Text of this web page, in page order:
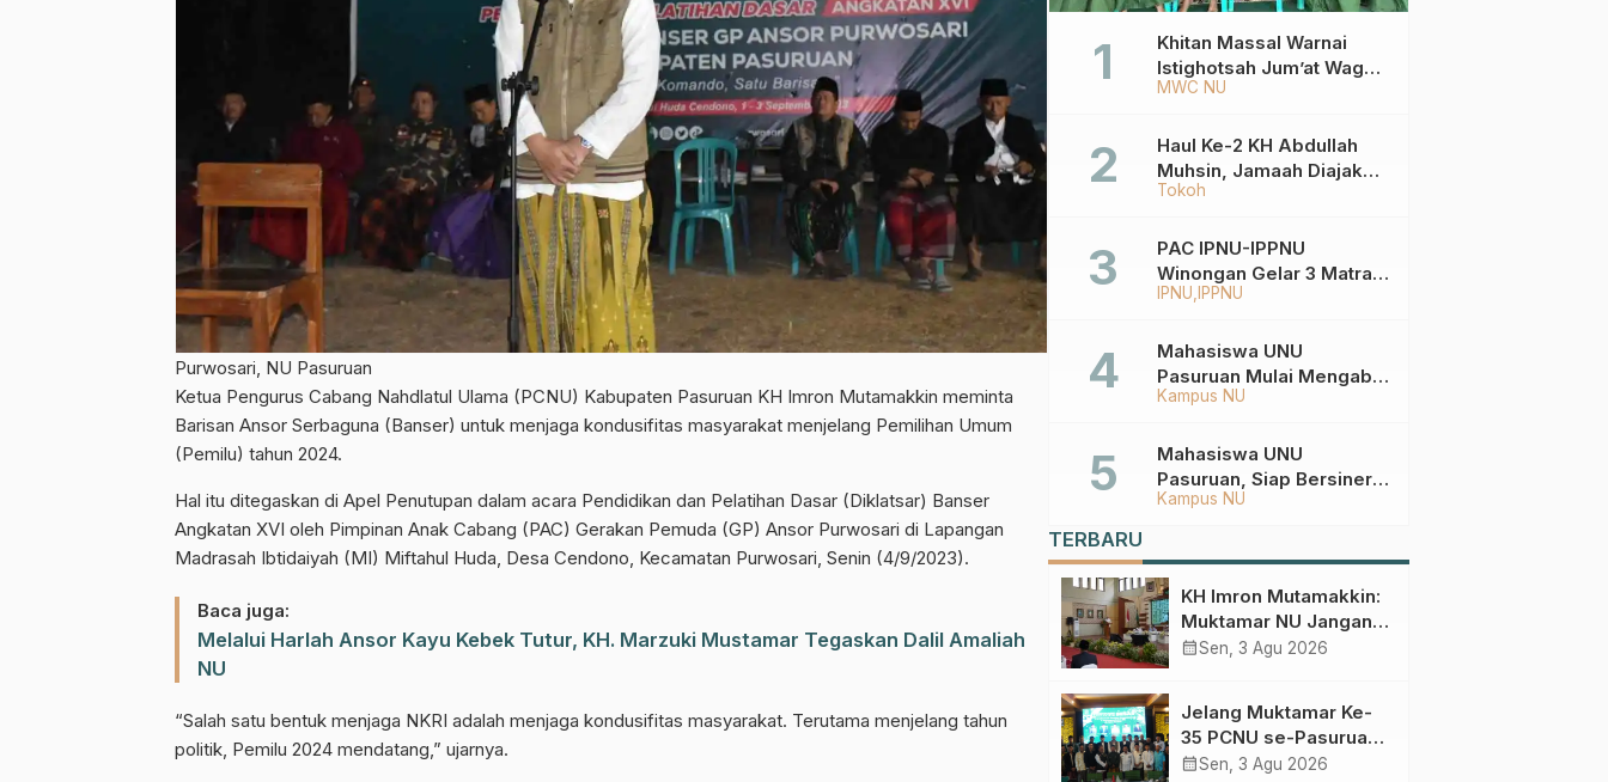
Purwosari, NU Pasuruan
Ketua Pengurus Cabang Nahdlatul Ulama (PCNU) Kabupaten Pasuruan KH Imron Mutamakkin meminta
Barisan Ansor Serbaguna (Banser) untuk menjaga kondusifitas masyarakat menjelang Pemilihan Umum
(Pemilu) tahun 2024.
Hal itu ditegaskan di Apel Penutupan dalam acara Pendidikan dan Pelatihan Dasar (Diklatsar) Banser
Angkatan XVI oleh Pimpinan Anak Cabang (PAC) Gerakan Pemuda (GP) Ansor Purwosari di Lapangan
Madrasah Ibtidaiyah (MI) Miftahul Huda, Desa Cendono, Kecamatan Purwosari, Senin (4/9/2023).
Baca juga:
Melalui Harlah Ansor Kayu Kebek Tutur, KH. Marzuki Mustamar Tegaskan Dalil Amaliah
NU
“Salah satu bentuk menjaga NKRI adalah menjaga kondusifitas masyarakat. Terutama menjelang tahun
politik, Pemilu 2024 mendatang,” ujarnya.
MWC NU
Khitan Massal Warnai
Istighotsah Jum’at Wage
MWCNU Sukorejo
Tokoh
Haul Ke-2 KH Abdullah
Muhsin, Jamaah Diajak
Meneladani
IPNU IPPNU
PAC IPNU-IPPNU
Winongan Gelar 3 Matra
di MA Ma’arif An-Nur
Kampus NU
Mahasiswa UNU
Pasuruan Mulai Mengabdi
di Wonokerto dan Oro-
Programnya
Kampus NU
Mahasiswa UNU
Pasuruan, Siap Bersinergi
Percepat Pembangunan
TERBARU
KH Imron Mutamakkin:
Muktamar NU Jangan
Terjebak pada
calendar_monthSen, 3 Agu 2026
Jelang Muktamar Ke-
35 PCNU se-Pasuruan
Raya Rumuskan
calendar_monthSen, 3 Agu 2026